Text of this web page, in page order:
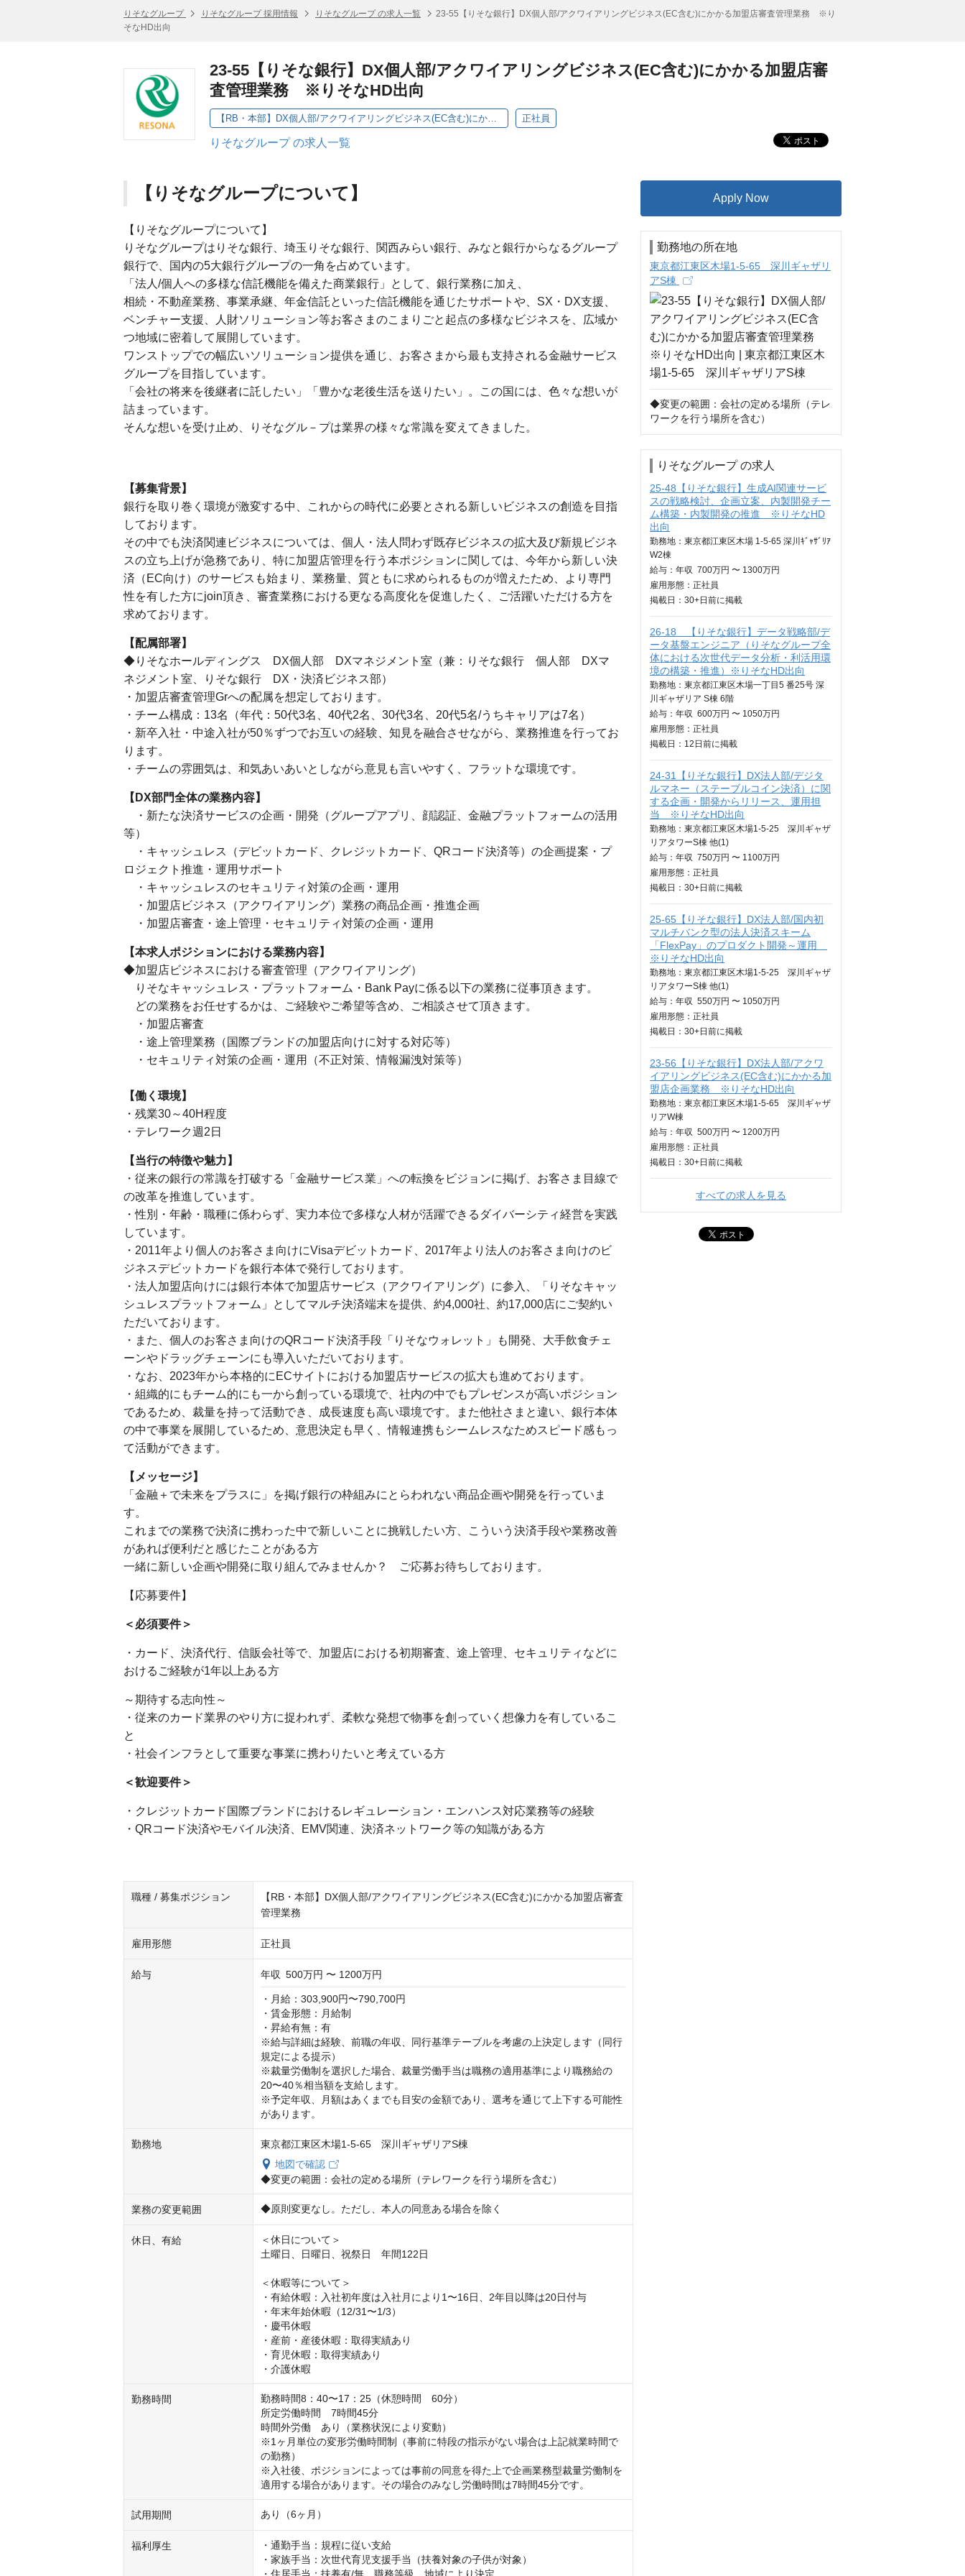
りそなグループ りそなグループ 採用情報 りそなグループ の求人一覧
23-55【りそな銀行】DX個人部/アクワイアリングビジネス(EC含む)にかかる加盟店審査管理業務 ※り
そなHD出向
23-55【りそな銀行】DX個人部/アクワイアリングビジネス(EC含む)にかかる加盟店審
査管理業務 ※りそなHD出向
【RB・本部】DX個人部/アクワイアリングビジネス(EC含む)にかかる加盟店審査管理業務 正社員
りそなグループ の求人一覧
【りそなグループについて】
【りそなグループについて】
りそなグループはりそな銀行、埼玉りそな銀行、関西みらい銀行、みなと銀行からなるグループ
銀行で、国内の5大銀行グループの一角を占めています。
「法人/個人への多様な信託機能を備えた商業銀行」として、銀行業務に加え、
相続・不動産業務、事業承継、年金信託といった信託機能を通じたサポートや、SX・DX支援、
ベンチャー支援、人財ソリューション等お客さまのこまりごと起点の多様なビジネスを、広域か
つ地域に密着して展開しています。
ワンストップでの幅広いソリューション提供を通じ、お客さまから最も支持される金融サービス
グループを目指しています。
「会社の将来を後継者に託したい」「豊かな老後生活を送りたい」。この国には、色々な想いが
詰まっています。
そんな想いを受け止め、りそなグル－プは業界の様々な常識を変えてきました。
【募集背景】
銀行を取り巻く環境が激変する中、これからの時代に必要とされる新しいビジネスの創造を目指
しております。
その中でも決済関連ビジネスについては、個人・法人問わず既存ビジネスの拡大及び新規ビジネ
スの立ち上げが急務であり、特に加盟店管理を行う本ポジションに関しては、今年から新しい決
済（EC向け）のサービスも始まり、業務量、質ともに求められるものが増えたため、より専門
性を有した方にjoin頂き、審査業務における更なる高度化を促進したく、ご活躍いただける方を
求めております。
【配属部署】
◆りそなホールディングス DX個人部 DXマネジメント室（兼：りそな銀行 個人部 DXマ
ネジメント室、りそな銀行 DX・決済ビジネス部）
・加盟店審査管理Grへの配属を想定しております。
・チーム構成：13名（年代：50代3名、40代2名、30代3名、20代5名/うちキャリアは7名）
・新卒入社・中途入社が50％ずつでお互いの経験、知見を融合させながら、業務推進を行ってお
ります。
・チームの雰囲気は、和気あいあいとしながら意見も言いやすく、フラットな環境です。
【DX部門全体の業務内容】
・新たな決済サービスの企画・開発（グループアプリ、顔認証、金融プラットフォームの活用
等）
・キャッシュレス（デビットカード、クレジットカード、QRコード決済等）の企画提案・プ
ロジェクト推進・運用サポート
・キャッシュレスのセキュリティ対策の企画・運用
・加盟店ビジネス（アクワイアリング）業務の商品企画・推進企画
・加盟店審査・途上管理・セキュリティ対策の企画・運用
【本求人ポジションにおける業務内容】
◆加盟店ビジネスにおける審査管理（アクワイアリング）
りそなキャッシュレス・プラットフォーム・Bank Payに係る以下の業務に従事頂きます。
どの業務をお任せするかは、ご経験やご希望等含め、ご相談させて頂きます。
・加盟店審査
・途上管理業務（国際ブランドの加盟店向けに対する対応等）
・セキュリティ対策の企画・運用（不正対策、情報漏洩対策等）
【働く環境】
・残業30～40H程度
・テレワーク週2日
【当行の特徴や魅力】
・従来の銀行の常識を打破する「金融サービス業」への転換をビジョンに掲げ、お客さま目線で
の改革を推進しています。
・性別・年齢・職種に係わらず、実力本位で多様な人材が活躍できるダイバーシティ経営を実践
しています。
・2011年より個人のお客さま向けにVisaデビットカード、2017年より法人のお客さま向けのビ
ジネスデビットカードを銀行本体で発行しております。
・法人加盟店向けには銀行本体で加盟店サービス（アクワイアリング）に参入、「りそなキャッ
シュレスプラットフォーム」としてマルチ決済端末を提供、約4,000社、約17,000店にご契約い
ただいております。
・また、個人のお客さま向けのQRコード決済手段「りそなウォレット」も開発、大手飲食チェ
ーンやドラッグチェーンにも導入いただいております。
・なお、2023年から本格的にECサイトにおける加盟店サービスの拡大も進めております。
・組織的にもチーム的にも一から創っている環境で、社内の中でもプレゼンスが高いポジション
であるため、裁量を持って活動でき、成長速度も高い環境です。また他社さまと違い、銀行本体
の中で事業を展開しているため、意思決定も早く、情報連携もシームレスなためスピード感もっ
て活動ができます。
【メッセージ】
「金融＋で未来をプラスに」を掲げ銀行の枠組みにとらわれない商品企画や開発を行っていま
す。
これまでの業務で決済に携わった中で新しいことに挑戦したい方、こういう決済手段や業務改善
があれば便利だと感じたことがある方
一緒に新しい企画や開発に取り組んでみませんか？ ご応募お待ちしております。
【応募要件】
＜必須要件＞
・カード、決済代行、信販会社等で、加盟店における初期審査、途上管理、セキュリティなどに
おけるご経験が1年以上ある方
～期待する志向性～
・従来のカード業界のやり方に捉われず、柔軟な発想で物事を創っていく想像力を有しているこ
と
・社会インフラとして重要な事業に携わりたいと考えている方
＜歓迎要件＞
・クレジットカード国際ブランドにおけるレギュレーション・エンハンス対応業務等の経験
・QRコード決済やモバイル決済、EMV関連、決済ネットワーク等の知識がある方
職種 / 募集ポジション
【RB・本部】DX個人部/アクワイアリングビジネス(EC含む)にかかる加盟店審査
管理業務
雇用形態 正社員
給与 年収 500万円 〜 1200万円
・月給：303,900円〜790,700円
・賃金形態：月給制
・昇給有無：有
※給与詳細は経験、前職の年収、同行基準テーブルを考慮の上決定します（同行
規定による提示）
※裁量労働制を選択した場合、裁量労働手当は職務の適用基準により職務給の
20〜40％相当額を支給します。
※予定年収、月額はあくまでも目安の金額であり、選考を通じて上下する可能性
があります。
勤務地
東京都江東区木場1-5-65 深川ギャザリアS棟
地図で確認
◆変更の範囲：会社の定める場所（テレワークを行う場所を含む）
業務の変更範囲 ◆原則変更なし。ただし、本人の同意ある場合を除く
休日、有給
＜休日について＞
土曜日、日曜日、祝祭日　年間122日
＜休暇等について＞
・有給休暇：入社初年度は入社月により1〜16日、2年目以降は20日付与
・年末年始休暇（12/31〜1/3）
・慶弔休暇
・産前・産後休暇：取得実績あり
・育児休暇：取得実績あり
・介護休暇
勤務時間
勤務時間8：40〜17：25（休憩時間　60分）
所定労働時間　7時間45分
時間外労働　あり（業務状況により変動）
※1ヶ月単位の変形労働時間制（事前に特段の指示がない場合は上記就業時間で
の勤務）
※入社後、ポジションによっては事前の同意を得た上で企画業務型裁量労働制を
適用する場合があります。その場合のみなし労働時間は7時間45分です。
試用期間 あり（6ヶ月）
福利厚生
・通勤手当：規程に従い支給
・家族手当：次世代育児支援手当（扶養対象の子供が対象）
Apply Now
勤務地の所在地
東京都江東区木場1-5-65 深川ギャザリ
アS棟
◆変更の範囲：会社の定める場所（テレ
ワークを行う場所を含む）
りそなグループ の求人
25-48【りそな銀行】生成AI関連サービ
スの戦略検討、企画立案、内製開発チー
ム構築・内製開発の推進 ※りそなHD
出向
勤務地：東京都江東区木場 1-5-65 深川ｷﾞｬｻﾞﾘｱ
W2棟
給与： 年収 700万円 〜 1300万円
雇用形態：正社員
掲載日： 30+日 前に掲載
26-18 【りそな銀行】データ戦略部/デ
ータ基盤エンジニア（りそなグループ全
体における次世代データ分析・利活用環
境の構築・推進）※りそなHD出向
勤務地：東京都江東区木場一丁目5 番25号 深
川ギャザリア S棟 6階
給与： 年収 600万円 〜 1050万円
雇用形態：正社員
掲載日： 12日 前に掲載
24-31【りそな銀行】DX法人部/デジタ
ルマネー（ステーブルコイン決済）に関
する企画・開発からリリース、運用担
当 ※りそなHD出向
勤務地：東京都江東区木場1-5-25 深川ギャザ
リアタワーS棟 他(1)
給与： 年収 750万円 〜 1100万円
雇用形態：正社員
掲載日： 30+日 前に掲載
25-65【りそな銀行】DX法人部/国内初
マルチバンク型の法人決済スキーム
「FlexPay」のプロダクト開発～運用
※りそなHD出向
勤務地：東京都江東区木場1-5-25 深川ギャザ
リアタワーS棟 他(1)
給与： 年収 550万円 〜 1050万円
雇用形態：正社員
掲載日： 30+日 前に掲載
23-56【りそな銀行】DX法人部/アクワ
イアリングビジネス(EC含む)にかかる加
盟店企画業務 ※りそなHD出向
勤務地：東京都江東区木場1-5-65 深川ギャザ
リアW棟
給与： 年収 500万円 〜 1200万円
雇用形態：正社員
掲載日： 30+日 前に掲載
すべての求人を見る